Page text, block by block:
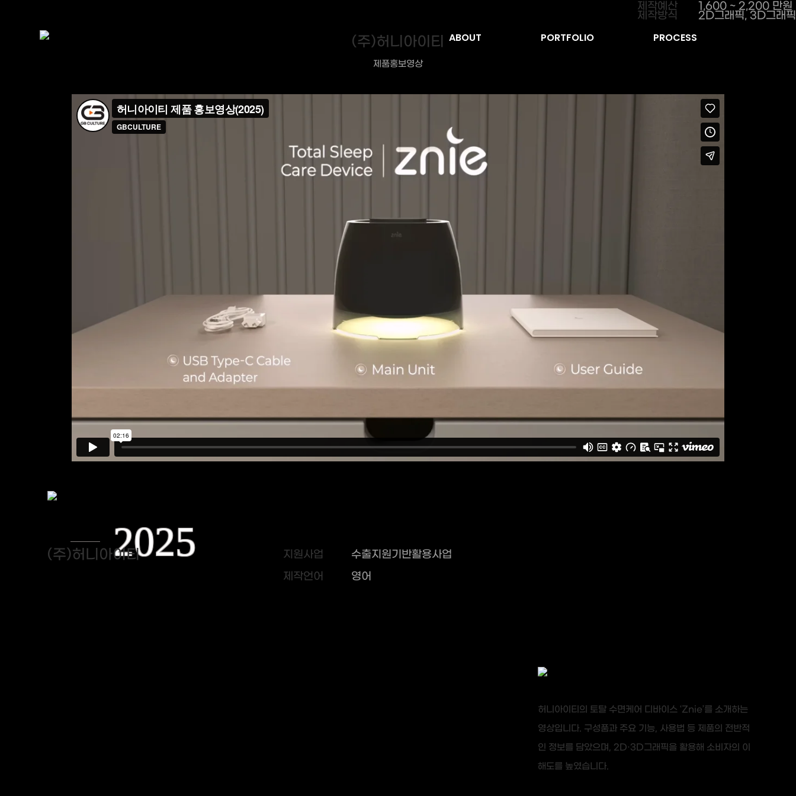
ABOUT PORTFOLIO PROCESS
(주)허니아이티
제품홍보영상
2025
(주)허니아이티 지원사업 수출지원기반활용사업
제작예산 1,600 ~ 2,200 만원
제작언어 영어
제작방식 2D그래픽, 3D그래픽
허니아이티의 토탈 수면케어 디바이스 ‘Znie’를 소개하는
영상입니다. 구성품과 주요 기능, 사용법 등 제품의 전반적
인 정보를 담았으며, 2D·3D그래픽을 활용해 소비자의 이
해도를 높였습니다.